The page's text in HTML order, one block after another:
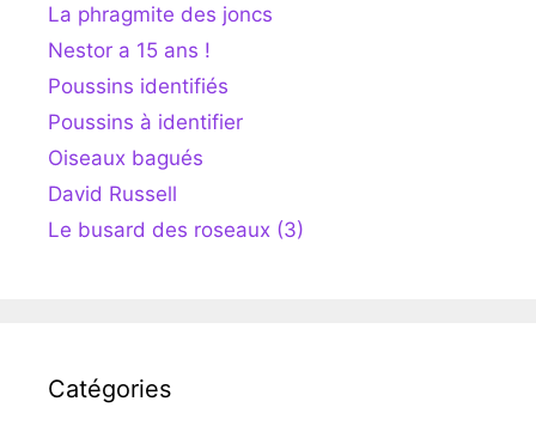
La phragmite des joncs
Nestor a 15 ans !
Poussins identifiés
Poussins à identifier
Oiseaux bagués
David Russell
Le busard des roseaux (3)
Catégories